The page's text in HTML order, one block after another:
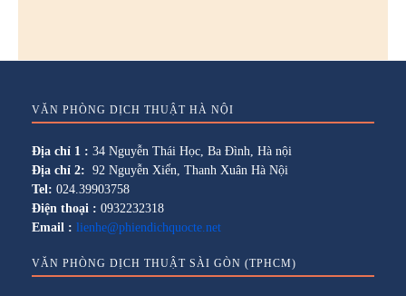
VĂN PHÒNG DỊCH THUẬT HÀ NỘI
Địa chỉ 1 : 34 Nguyễn Thái Học, Ba Đình, Hà nội
Địa chỉ 2: 92 Nguyễn Xiển, Thanh Xuân Hà Nội
Tel: 024.39903758
Điện thoại : 0932232318
Email : lienhe@phiendichquocte.net
VĂN PHÒNG DỊCH THUẬT SÀI GÒN (TPHCM)